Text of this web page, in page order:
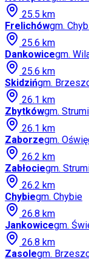
25.5 km
Frelichówgm.
25.6 km
Dankowicegm.
25.6 km
Skidzińgm.
26.1 km
Zbytkówgm.
26.1 km
Zaborzegm.
26.2 km
Zabłociegm.
26.2 km
Chybiegm. Chybie
26.8 km
Jankowicegm.
26.8 km
Zasolegm.